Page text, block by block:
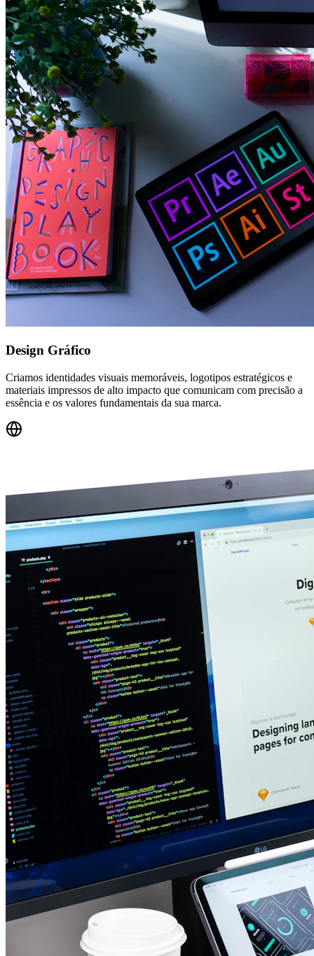
Design Gráfico
Criamos identidades visuais memoráveis, logotipos estratégicos e
materiais impressos de alto impacto que comunicam com precisão a
essência e os valores fundamentais da sua marca.